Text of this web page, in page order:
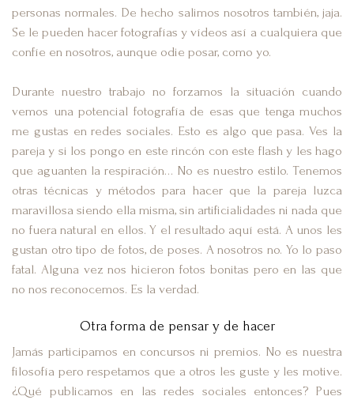
personas normales. De hecho salimos nosotros también, jaja.
Se le pueden hacer fotografías y vídeos así a cualquiera que
confíe en nosotros, aunque odie posar, como yo.
Durante nuestro trabajo no forzamos la situación cuando
vemos una potencial fotografía de esas que tenga muchos
me gustas en redes sociales. Esto es algo que pasa. Ves la
pareja y si los pongo en este rincón con este flash y les hago
que aguanten la respiración… No es nuestro estilo. Tenemos
otras técnicas y métodos para hacer que la pareja luzca
maravillosa siendo ella misma, sin artificialidades ni nada que
no fuera natural en ellos. Y el resultado aquí está. A unos les
gustan otro tipo de fotos, de poses. A nosotros no. Yo lo paso
fatal. Alguna vez nos hicieron fotos bonitas pero en las que
no nos reconocemos. Es la verdad.
Otra forma de pensar y de hacer
Jamás participamos en concursos ni premios. No es nuestra
filosofía pero respetamos que a otros les guste y les motive.
¿Qué publicamos en las redes sociales entonces? Pues